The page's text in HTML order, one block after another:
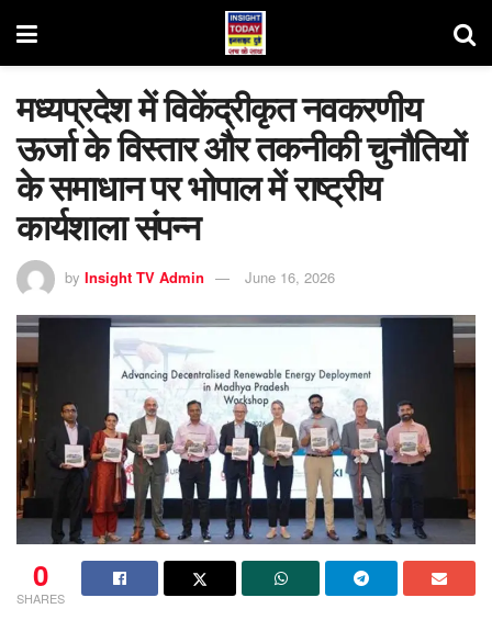
मध्यप्रदेश में विकेंद्रीकृत नवकरणीय
ऊर्जा के विस्तार और तकनीकी चुनौतियों
के समाधान पर भोपाल में राष्ट्रीय
कार्यशाला संपन्न
by Insight TV Admin June 16, 2026
0
SHARES